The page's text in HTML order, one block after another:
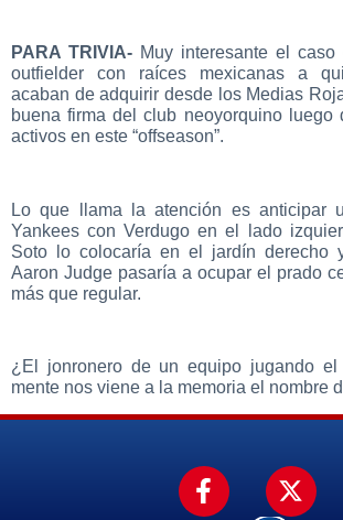
PARA TRIVIA- Muy interesante el caso
outfielder con raíces mexicanas a
acaban de adquirir desde los Medias
buena firma del club neoyorquino luego
activos en este “offseason”.
Lo que llama la atención es anticipar
Yankees con Verdugo en el lado
Soto lo colocaría en el jardín derecho
Aaron Judge pasaría a ocupar el prado
más que regular.
¿El jonronero de un equipo jugando
mente nos viene a la memoria el nombre